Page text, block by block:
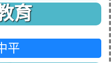
育
平